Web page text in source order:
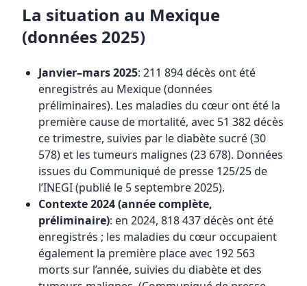
La situation au Mexique
(données 2025)
Janvier–mars 2025: 211 894 décès ont été
enregistrés au Mexique (données
préliminaires). Les maladies du cœur ont été la
première cause de mortalité, avec 51 382 décès
ce trimestre, suivies par le diabète sucré (30
578) et les tumeurs malignes (23 678). Données
issues du Communiqué de presse 125/25 de
l’INEGI (publié le 5 septembre 2025).
Contexte 2024 (année complète,
préliminaire): en 2024, 818 437 décès ont été
enregistrés ; les maladies du cœur occupaient
également la première place avec 192 563
morts sur l’année, suivies du diabète et des